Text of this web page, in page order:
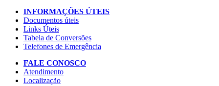
INFORMAÇÕES ÚTEIS
Documentos úteis
Links Úteis
Tabela de Conversões
Telefones de Emergência
FALE CONOSCO
Atendimento
Localização